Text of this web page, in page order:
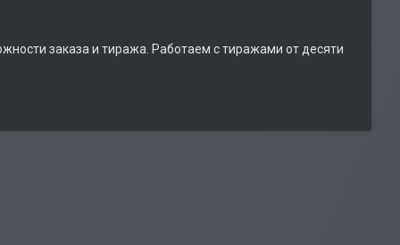
заказа и тиража. Работаем с тиражами от десяти